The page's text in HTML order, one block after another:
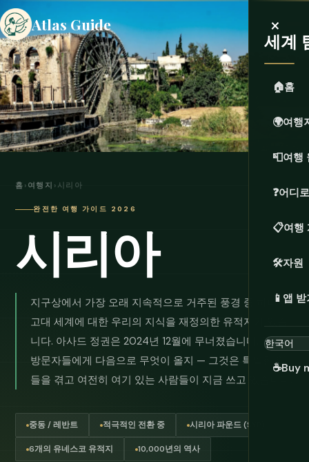
Atlas Guide ×
세계
🏠홈
🌍여행
📮여행
❓어디
📋여행
🛠️자원
📱 앱 받
☕Buy
홈 › 여행지 › 시리아
완전한 여행 가이드 2026
시리아
지구상에서 가장 오래 지속적으로 거주된 풍경 중 하나로,
고대 세계에 대한 우리의 지식을 재정의한 유적지가 있습
니다. 아사드 정권은 2024년 12월에 무너졌습니다. 국가와
방문자들에게 다음으로 무엇이 올지 — 그것은 특별한 일
들을 겪고 여전히 여기 있는 사람들이 지금 쓰고 있습니다.
중동 / 레반트 적극적인 전환 중 시리아 파운드 (SYP)
6개의 유네스코 유적지 10,000년의 역사